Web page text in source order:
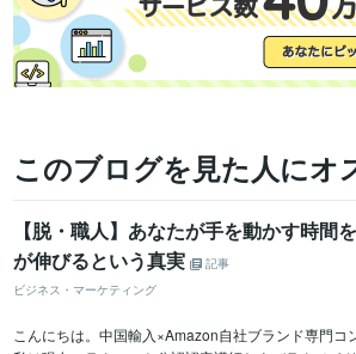
このブログを見た人にオ
【脱・職人】あなたが手を動かす時間
が伸びるという真実
記事
ビジネス・マーケティング
こんにちは。中国輸入×Amazon自社ブランド専門